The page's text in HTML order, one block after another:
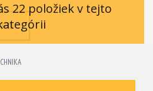
22 položiek v tejto